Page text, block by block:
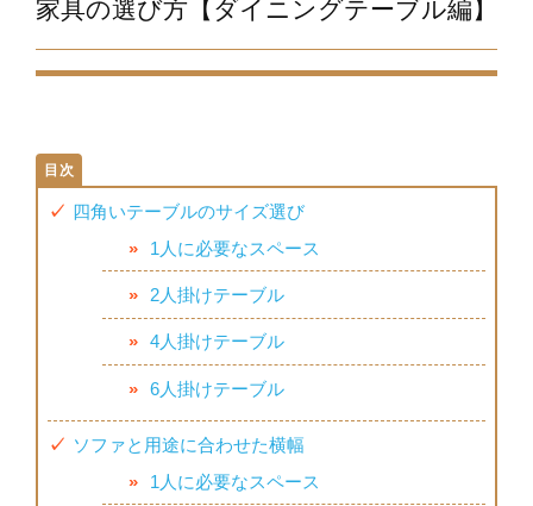
家具の選び方【ダイニングテーブル編】
四角いテーブルのサイズ選び
1人に必要なスペース
2人掛けテーブル
4人掛けテーブル
6人掛けテーブル
ソファと用途に合わせた横幅
1人に必要なスペース